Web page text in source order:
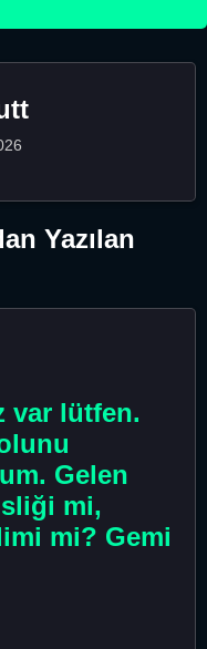
Yazılan
var lütfen.
Gelen
mi,
mi? Gemi